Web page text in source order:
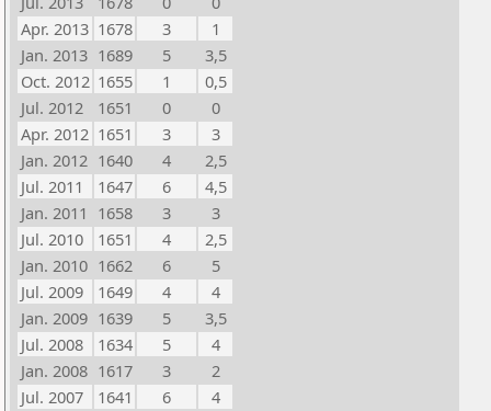
Apr. 2013 1678 3
1
Jan. 2013 1689 5
3,5
Oct. 2012 1655 1
0,5
Jul. 2012
1651 0
0
Apr. 2012 1651 3
3
Jan. 2012 1640 4
2,5
Jul. 2011
1647 6
4,5
Jan. 2011 1658 3
3
Jul. 2010
1651 4
2,5
Jan. 2010 1662 6
5
Jul. 2009
1649 4
4
Jan. 2009 1639 5
3,5
Jul. 2008
1634 5
4
Jan. 2008 1617 3
2
Jul. 2007
1641 6
4